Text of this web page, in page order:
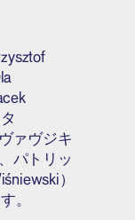
ァヴジキ
パトリッ
）
。